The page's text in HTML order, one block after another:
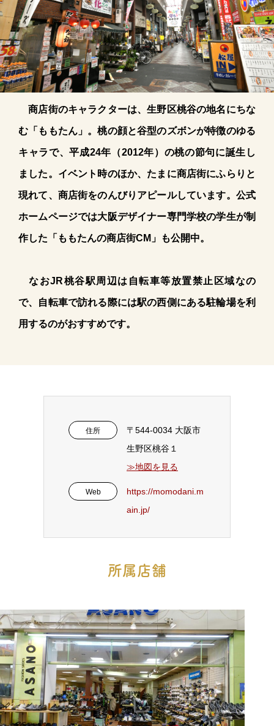
商店街のキャラクターは、生野区桃谷の地名にちな
む「ももたん」。桃の顔と谷型のズボンが特徴のゆる
キャラで、平成24年（2012年）の桃の節句に誕生し
ました。イベント時のほか、たまに商店街にふらりと
現れて、商店街をのんびりアピールしています。公式
ホームページでは大阪デザイナー専門学校の学生が制
作した「ももたんの商店街CM」も公開中。
なおJR桃谷駅周辺は自転車等放置禁止区域なの
で、自転車で訪れる際には駅の西側にある駐輪場を利
用するのがおすすめです。
住所
〒544-0034 大阪市
生野区桃谷１
≫地図を見る
Web
https://momodani.m
ain.jp/
所属店舗